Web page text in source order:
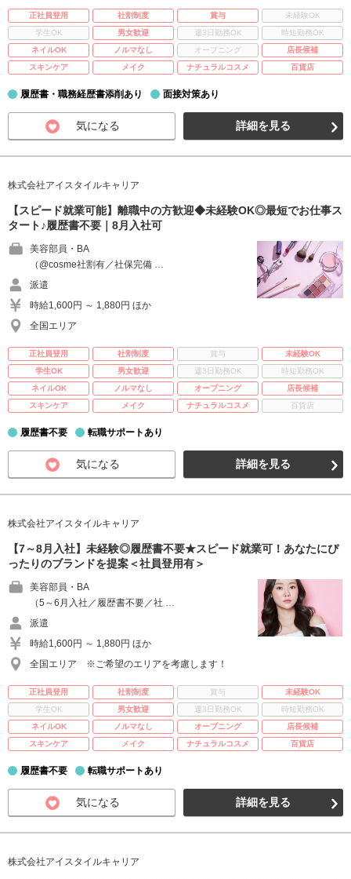
正社員登用 社割制度 賞与
未経験OK
学生OK
男女歓迎 週3日勤務OK
時短勤務OK
ネイルOK
ノルマなし オープニング
店長候補
スキンケア
メイク ナチュラルコスメ 百貨店
履歴書・職務経歴書添削あり 面接対策あり
気になる 詳細を見る
株式会社アイスタイルキャリア
【スピード就業可能】離職中の方歓迎◆未経験OK◎最短でお仕事ス
タート♪履歴書不要｜8月入社可
美容部員・BA
（@cosme社割有／社保完備 …
派遣
時給1,600円 ～ 1,880円 ほか
全国エリア
正社員登用 社割制度 賞与
未経験OK
学生OK
男女歓迎 週3日勤務OK
時短勤務OK
ネイルOK
ノルマなし オープニング
店長候補
スキンケア
メイク ナチュラルコスメ 百貨店
履歴書不要 転職サポートあり
気になる 詳細を見る
株式会社アイスタイルキャリア
【7～8月入社】未経験◎履歴書不要★スピード就業可！あなたにぴ
ったりのブランドを提案＜社員登用有＞
美容部員・BA
（5～6月入社／履歴書不要／社 …
派遣
時給1,600円 ～ 1,880円 ほか
全国エリア ※ご希望のエリアを考慮します！
正社員登用 社割制度 賞与
未経験OK
学生OK
男女歓迎 週3日勤務OK
時短勤務OK
ネイルOK
ノルマなし オープニング
店長候補
スキンケア
メイク ナチュラルコスメ 百貨店
履歴書不要 転職サポートあり
気になる 詳細を見る
株式会社アイスタイルキャリア